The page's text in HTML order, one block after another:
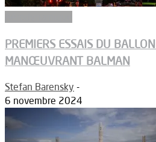
PREMIERS ESSAIS DU
MANŒUVRANT BALMAN
Stefan Barensky -
6 novembre 2024